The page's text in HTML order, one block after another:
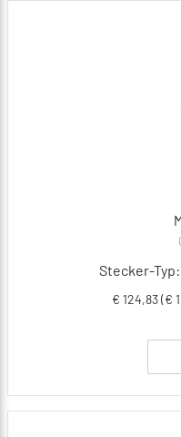
Stecker-
€ 124,83 (€